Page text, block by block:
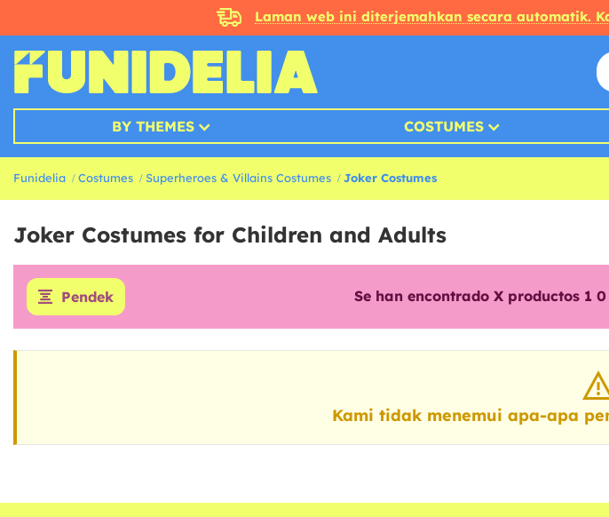
Laman web ini diterjemahkan secara automatik.
BY THEMES COSTUMES
Funidelia Costumes Superheroes & Villains Costumes Joker Costumes
Joker Costumes for Children and Adults
Pendek Se han encontrado X productos 1 0
Kami tidak menemui apa-apa